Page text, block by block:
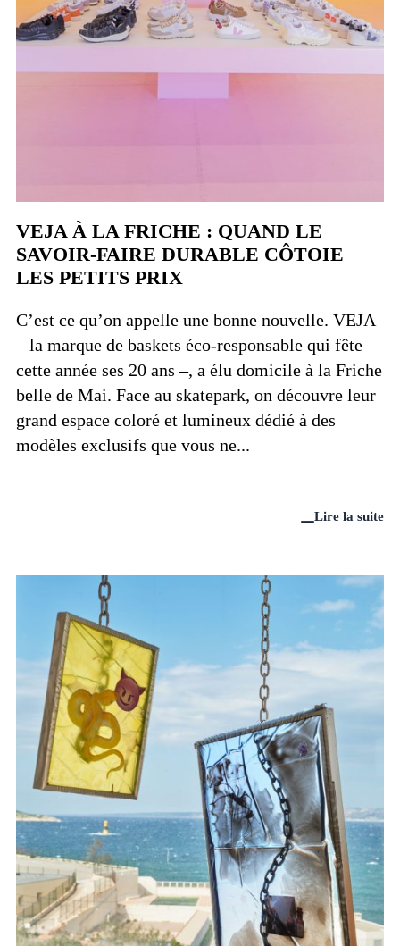
VEJA À LA FRICHE : QUAND LE
SAVOIR-FAIRE DURABLE CÔTOIE
LES PETITS PRIX
C’est ce qu’on appelle une bonne nouvelle. VEJA
– la marque de baskets éco-responsable qui fête
cette année ses 20 ans –, a élu domicile à la Friche
belle de Mai. Face au skatepark, on découvre leur
grand espace coloré et lumineux dédié à des
modèles exclusifs que vous ne...
Lire la suite